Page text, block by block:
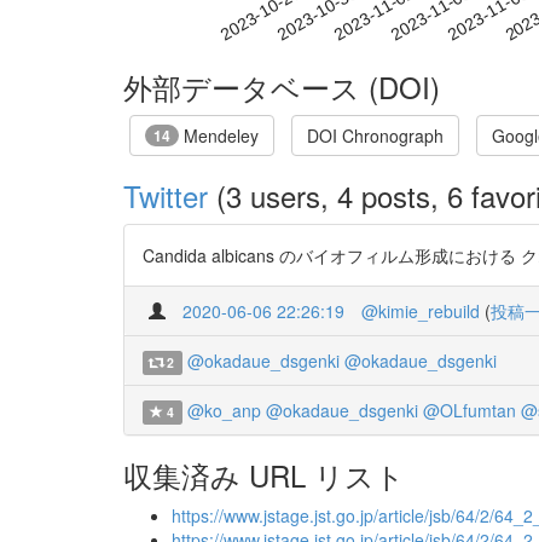
2023-10-272023-10-302023-11-022023-11-052023-11-08
外部データベース (DOI)
14 Mendeley DOI Chronograph
Twitter (3 users, 4 posts, 6
Candida albicans のバイオフィルム形成における
2020-06-06 22:26:19 @kimie_rebuild (投稿
2 @okadaue_dsgenki @okadaue_dsgenki
4 @ko_anp @okadaue_dsgenki @OLfumtan
収集済み URL リスト
https://www.jstage.jst.go.jp/article/jsb/64/2/